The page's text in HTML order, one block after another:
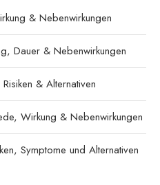
& Nebenwirkungen
Dauer & Nebenwirkungen
& Alternativen
Wirkung & Nebenwirkungen
Symptome und Alternativen